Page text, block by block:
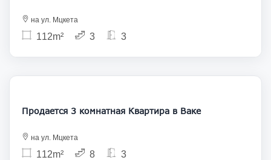
на ул. Мцкета
112m² 3 3
315 000
Продается 3 комнатная Квартира в Ваке
на ул. Мцкета
112m² 8 3